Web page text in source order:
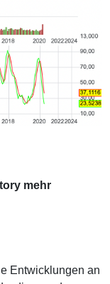
mehr
Entwicklungen an